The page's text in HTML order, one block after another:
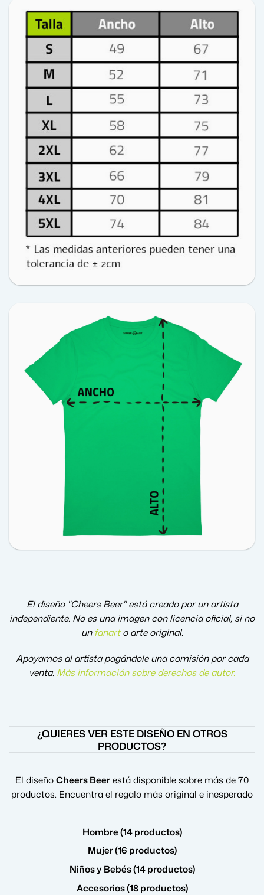
El diseño "Cheers Beer" está creado por un artista
independiente. No es una imagen con licencia oficial, si no
unfanart o arte original.
Apoyamos al artista pagándole una comisión por cada
venta. Más información sobre derechos de autor.
¿QUIERES VER ESTE DISEÑO EN OTROS
PRODUCTOS?
El diseñoCheers Beerestá disponible sobre más de 70
productos. Encuentra el regalo más original e inesperado
Hombre (14 productos)
Mujer (16 productos)
Niños y Bebés (14 productos)
Accesorios (18 productos)